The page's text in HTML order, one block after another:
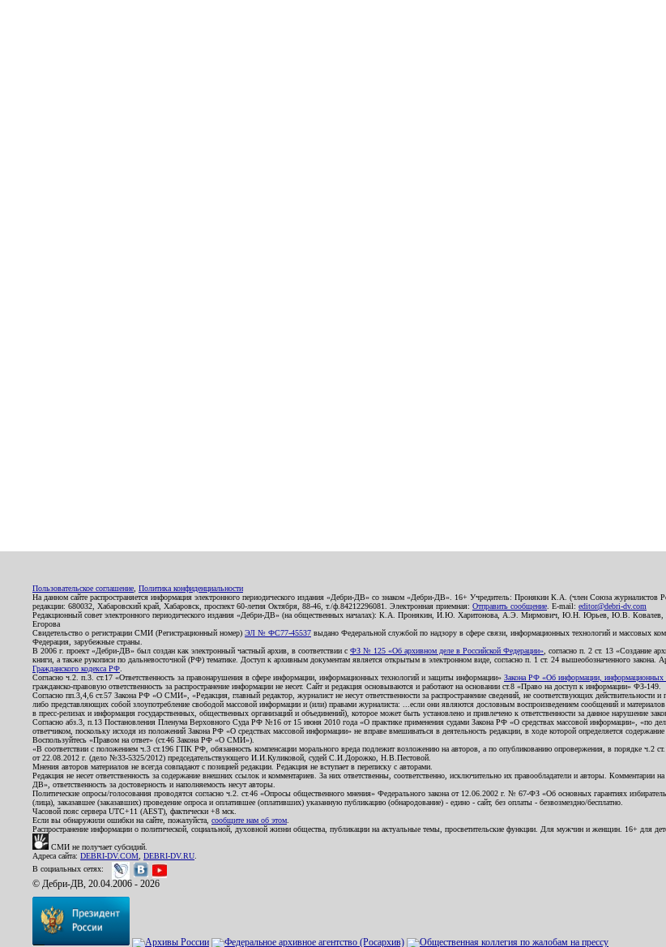
Пользовательское соглашение Политика конфиденциальности
На данном сайте распространяется информация электронного периодического издания «Дебри-ДВ» со знаком «Дебри-ДВ». 16+ Учредитель: Пронякин К.А. (член Союза
редакции: 680032, Хабаровский край, Хабаровск, проспект 60-летия Октября, 88-46, т./ф.84212296081. Электронная приемная: Отправить сообщение . E-mail: editor@debri-dv.com
Редакционный совет электронного периодического издания «Дебри-ДВ» (на общественных началах): К.А. Пронякин, И.Ю. Харитонова, А.Э. Мирмович, Ю.Н. Юрьев, Ю.В.
Егорова
Свидетельство о регистрации СМИ (Регистрационный номер) ЭЛ № ФС77-45537 выдано Федеральной службой по надзору в сфере связи, информационных технологий и массовых
Федерация, зарубежные страны.
В 2006 г. проект «Дебри-ДВ» был создан как электронный частный архив, в соответствии с ФЗ № 125 «Об архивном деле в Российской Федерации» , согласно п. 2 ст. 13 «Создание
книги, а также рукописи по дальневосточной (РФ) тематике. Доступ к архивным документам является открытым в электронном виде, согласно п. 1 ст. 24 вышеобозначенного закона.
Гражданского кодекса РФ
Согласно ч.2. п.3. ст.17 «Ответственность за правонарушения в сфере информации, информационных технологий и защиты информации» Закона РФ «Об информации, информационных
гражданско-правовую ответственность за распространение информации не несет. Сайт и редакция основываются и работают на основании ст.8 «Право на доступ к информации» ФЗ-149.
Согласно пп.3,4,6 ст.57 Закона РФ «О СМИ», «Редакция, главный редактор, журналист не несут ответственности за распространение сведений, не соответствующих
либо представляющих собой злоупотребление свободой массовой информации и (или) правами журналиста: ...если они являются дословным воспроизведением сообщений и
в пресс-релизах и информация государственных, общественных организаций и объединений), которое может быть установлено и привлечено к ответственности за данное нарушение
Согласно абз.3, п.13 Постановления Пленума Верховного Суда РФ №16 от 15 июня 2010 года «О практике применения судами Закона РФ «О средствах массовой информации», «по
ответчиком, поскольку исходя из положений Закона РФ «О средствах массовой информации» не вправе вмешиваться в деятельность редакции, в ходе которой определяется
Воспользуйтесь «Правом на ответ» (ст.46 Закона РФ «О СМИ»).
«В соответствии с положением ч.3 ст.196 ГПК РФ, обязанность компенсации морального вреда подлежит возложению на авторов, а по опубликованию опровержения, в порядке ч.2
от 22.08.2012 г. (дело №33-5325/2012) председательствующего И.И.Куликовой, судей С.И.Дорожко, Н.В.Пестовой.
Мнения авторов материалов не всегда совпадают с позицией редакции. Редакция не вступает в переписку с авторами.
Редакция не несет ответственность за содержание внешних ссылок и комментариев. За них ответственны, соответственно, исключительно их правообладатели и авторы.
ДВ», ответственность за достоверность и наполняемость несут авторы.
Политические опросы/голосования проводятся согласно ч.2. ст.46 «Опросы общественного мнения» Федерального закона от 12.06.2002 г. № 67-ФЗ «Об основных гарантиях
(лица), заказавшее (заказавших) проведение опроса и оплатившее (оплативших) указанную публикацию (обнародование) - едино - сайт, без оплаты - безвозмездно/бесплатно.
Часовой пояс сервера UTC+11 (AEST), фактически +8 мск.
Если вы обнаружили ошибки на сайте, пожалуйста, сообщите нам об этом
Распространение информации о политической, социальной, духовной жизни общества, публикации на актуальные темы, просветительские функции. Для мужчин и женщин. 16+ для
СМИ не получает субсидий.
Адреса сайта: DEBRI-DV.COM DEBRI-DV.RU
В социальных сетях:
© Дебри-ДВ, 20.04.2006 - 2026